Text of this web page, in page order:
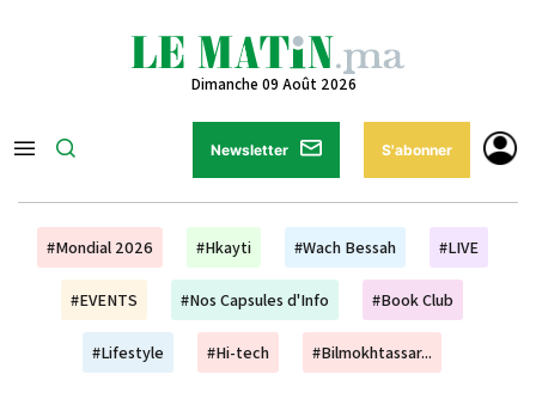
Dimanche 09 Août 2026
Newsletter S'abonner
#Mondial 2026 #Hkayti #Wach Bessah #LIVE
#EVENTS #Nos Capsules d'Info #Book Club
#Lifestyle #Hi-tech #Bilmokhtassar...